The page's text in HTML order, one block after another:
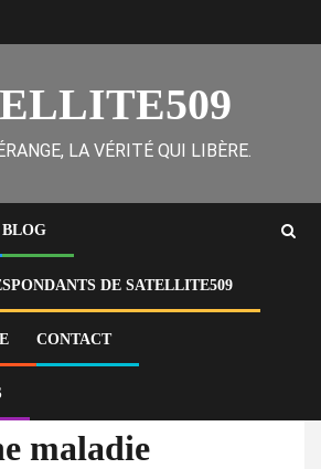
LA VÉRITÉ QUI LIBÈRE.
BLOG
DE SATELLITE509
CONTACT
inconnue a tué 79 personnes, l’OMS
maladie